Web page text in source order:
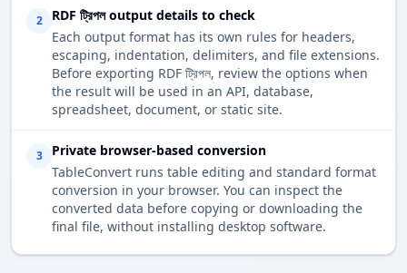
2
RDF ট্রিপল output details to check
Each output format has its own rules for headers,
escaping, indentation, delimiters, and file extensions.
Before exporting RDF ট্রিপল, review the options when
the result will be used in an API, database,
spreadsheet, document, or static site.
3
Private browser-based conversion
TableConvert runs table editing and standard format
conversion in your browser. You can inspect the
converted data before copying or downloading the
final file, without installing desktop software.